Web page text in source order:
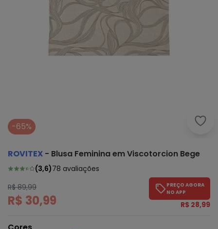
-65%
ROVITEX - Blusa Feminina em Viscotorcion Bege
(3,6)78 avaliações
R$ 89,99
R$ 30,99
PREÇO AGORA
NO APP
R$ 28,99